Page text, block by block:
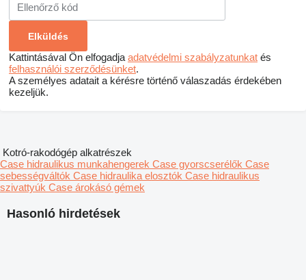
Kattintásával Ön elfogadja adatvédelmi szabályzatunkat és
felhasználói szerződésünket.
A személyes adatait a kérésre történő válaszadás érdekében
kezeljük.
Hasonló hirdetések
Kotró-rakodógép alkatrészek
Case hidraulikus munkahengerek Case gyorscserélők Case
sebességváltók Case hidraulika elosztók Case hidraulikus
szivattyúk Case árokásó gémek